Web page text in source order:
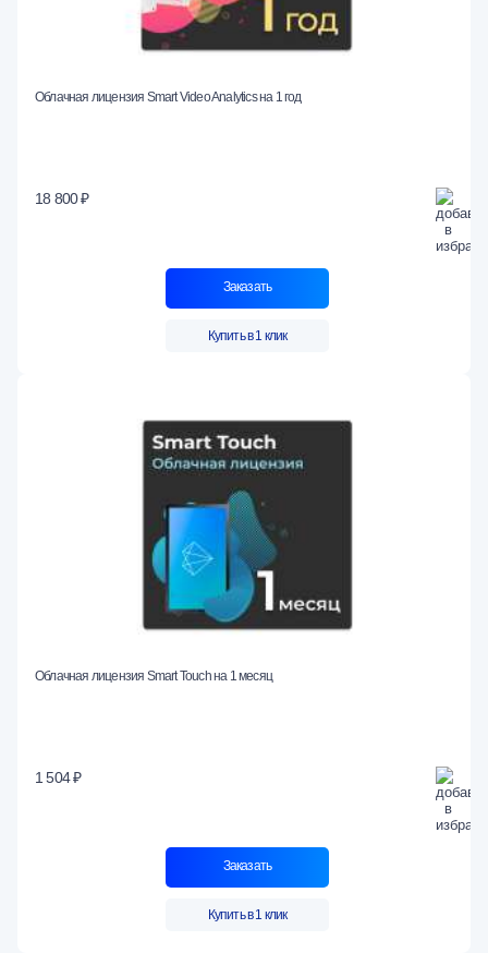
Облачная лицензия Smart Video Analytics на 1 год
18 800 ₽
Заказать
Купить в 1 клик
Облачная лицензия Smart Touch на 1 месяц
1 504 ₽
Заказать
Купить в 1 клик